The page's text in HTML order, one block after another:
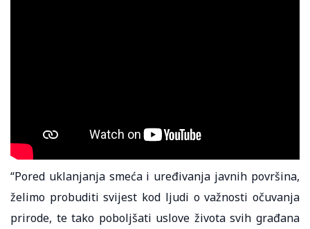
“Pored uklanjanja smeća i uređivanja javnih površina,
želimo probuditi svijest kod ljudi o važnosti očuvanja
prirode, te tako poboljšati uslove života svih građana